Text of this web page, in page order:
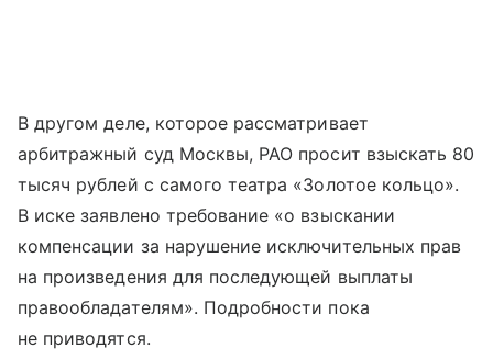
В другом деле, которое рассматривает
арбитражный суд Москвы, РАО просит взыскать 80
тысяч рублей с самого театра «Золотое кольцо».
В иске заявлено требование «о взыскании
компенсации за нарушение исключительных прав
на произведения для последующей выплаты
правообладателям». Подробности пока
не приводятся.